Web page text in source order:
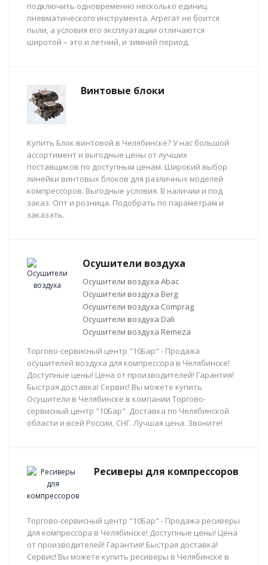
подключить одновременно несколько единиц
пневматического инструмента. Агрегат не боится
пыли, а условия его эксплуатации отличаются
широтой – это и летний, и зимний период.
Винтовые блоки
Купить Блок винтовой в Челябинске? У нас большой
ассортимент и выгодные цены от лучших
поставщиков по доступным ценам. Широкий выбор
линейки винтовых блоков для различных моделей
компрессоров. Выгодные условия. В наличии и под
заказ. Опт и розница. Подобрать по параметрам и
заказать.
Осушители воздуха
Осушители воздуха Abac
Осушители воздуха Berg
Осушители воздуха Comprag
Осушители воздуха Dali
Осушители воздуха Remeza
Торгово-сервисный центр "10Бар" - Продажа
осушителей воздуха для компрессора в Челябинске!
Доступные цены! Цена от производителей! Гарантия!
Быстрая доставка! Сервис! Вы можете купить
Осушители в Челябинске в компании Торгово-
сервисный центр "10Бар". Доставка по Челябинской
области и всей России, СНГ. Лучшая цена. Звоните!
Ресиверы для компрессоров
Торгово-сервисный центр "10Бар" - Продажа ресиверы
для компрессора в Челябинске! Доступные цены! Цена
от производителей! Гарантия! Быстрая доставка!
Сервис! Вы можете купить ресиверы в Челябинске в